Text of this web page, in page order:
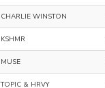
CHARLIE WINSTON
KSHMR
MUSE
TOPIC & HRVY